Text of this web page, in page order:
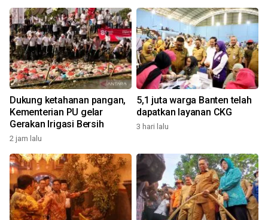
Dukung ketahanan pangan,
Kementerian PU gelar
Gerakan Irigasi Bersih
2 jam lalu
5,1 juta warga Banten telah
dapatkan layanan CKG
3 hari lalu